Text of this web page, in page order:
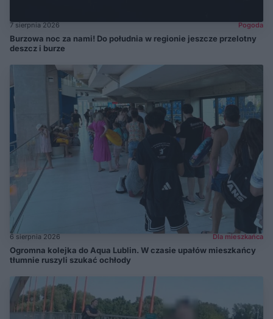
7 sierpnia 2026 Pogoda
Burzowa noc za nami! Do południa w regionie jeszcze przelotny
deszcz i burze
6 sierpnia 2026 Dla mieszkańca
Ogromna kolejka do Aqua Lublin. W czasie upałów mieszkańcy
tłumnie ruszyli szukać ochłody